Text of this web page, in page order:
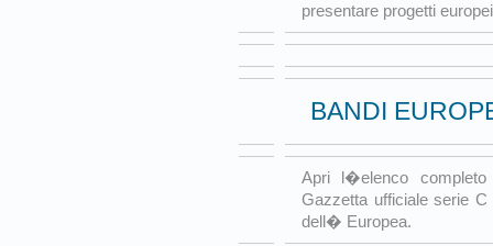
presentare progetti
BANDI
Apri l�elenco
Gazzetta ufficiale serie
dell� Europea.